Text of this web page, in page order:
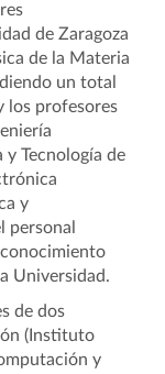
de Zaragoza
de la Materia
un total
los profesores
Tecnología de
y
personal
Universidad.
de dos
(Instituto
y